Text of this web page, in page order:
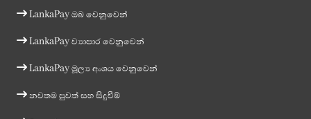
LankaPay ඔබ වෙනුවෙන්
LankaPay ව්‍යාපාර වෙනුවෙන්
LankaPay මූල්‍ය අංශය වෙනුවෙන්
නවතම පුවත් සහ සිදුවීම්